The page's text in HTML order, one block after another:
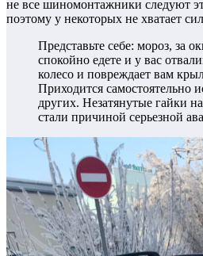
не все шиномонтажники следуют
поэтому у некоторых не хватает
Представьте себе: мороз, за
спокойно едете и у вас
колесо и повреждает вам
Приходится самостоятельно
других. Незатянутые гайки
стали причиной серьезной